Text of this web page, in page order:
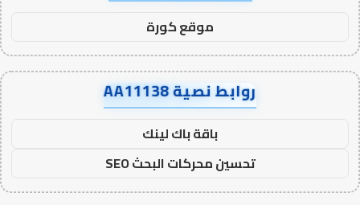
موقع كورة
روابط نصية AA11138
باقة باك لينك
تحسين محركات البحث SEO